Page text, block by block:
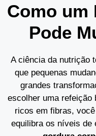
Como um
Pode
A ciência da nutrição
que pequenas
grandes
escolher uma refeição
ricos em fibras,
equilibra os níveis de